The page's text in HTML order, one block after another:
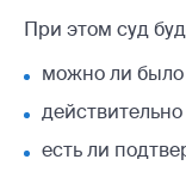
При этом суд
можно ли было
есть ли